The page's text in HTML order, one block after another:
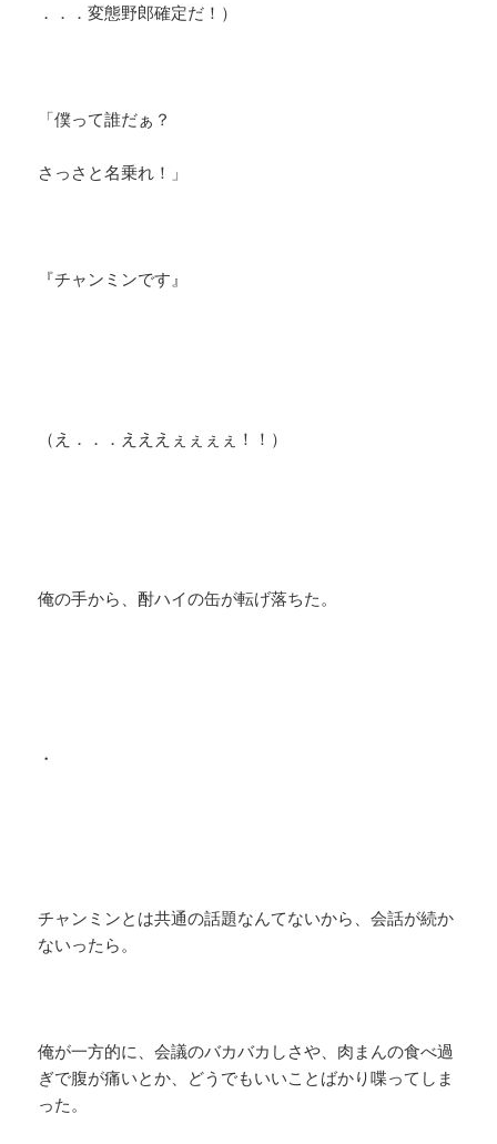
．．．変態野郎確定だ！）
​「僕って誰だぁ？
さっさと名乗れ！」
『チャンミンです』
（え．．．えええぇぇぇぇ！！）
俺の手から、酎ハイの缶が転げ落ちた。
・
チャンミンとは共通の話題なんてないから、会話が続か
ないったら。
俺が一方的に、会議のバカバカしさや、肉まんの食べ過
ぎで腹が痛いとか、どうでもいいことばかり喋ってしま
った。